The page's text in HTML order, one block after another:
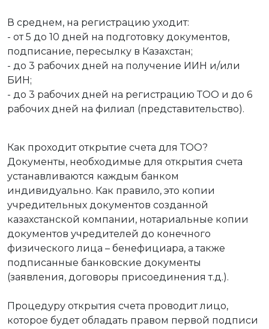
В среднем, на регистрацию уходит:
- от 5 до 10 дней на подготовку документов,
подписание, пересылку в Казахстан;
- до 3 рабочих дней на получение ИИН и/или
БИН;
- до 3 рабочих дней на регистрацию ТОО и до 6
рабочих дней на филиал (представительство).
Как проходит открытие счета для ТОО?
Документы, необходимые для открытия счета
устанавливаются каждым банком
индивидуально. Как правило, это копии
учредительных документов созданной
казахстанской компании, нотариальные копии
документов учредителей до конечного
физического лица – бенефициара, а также
подписанные банковские документы
(заявления, договоры присоединения т.д.).
Процедуру открытия счета проводит лицо,
которое будет обладать правом первой подписи